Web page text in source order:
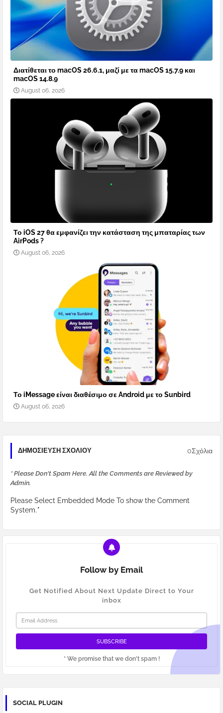
Διατίθεται το macOS 26.6.1, μαζί με τα macOS 15.7.9 και
macOS 14.8.9
August 06, 2026
Το iOS 27 θα εμφανίζει την κατάσταση της μπαταρίας των
AirPods ?
August 06, 2026
Το iMessage είναι διαθέσιμο σε Android με το Sunbird
August 06, 2026
ΔΗΜΟΣΊΕΥΣΗ ΣΧΟΛΊΟΥ 0Σχόλια
* Please Don't Spam Here. All the Comments are Reviewed by
Admin.
Please Select Embedded Mode To show the Comment
System.*
Follow by Email
Get Notified About Next Update Direct to Your
inbox
* We promise that we don't spam !
SOCIAL PLUGIN